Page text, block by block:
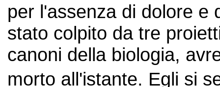
per l'assenza di dolore e
stato colpito da tre
canoni della biologia,
morto all'istante. Egli si